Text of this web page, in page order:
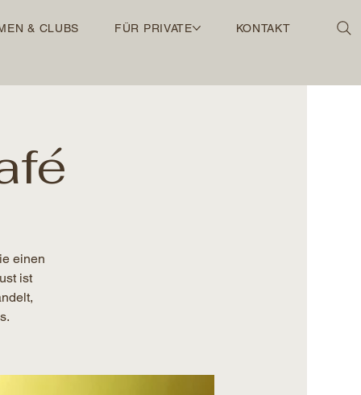
& CLUBS FÜR PRIVATE KONTAKT
einen
ist